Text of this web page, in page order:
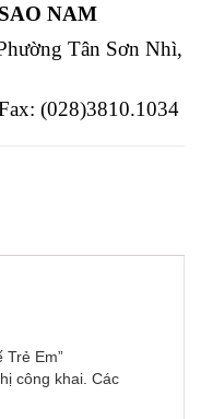
NAM
Tân Sơn Nhì,
(028)3810.1034
Trẻ Em”
công khai. Các